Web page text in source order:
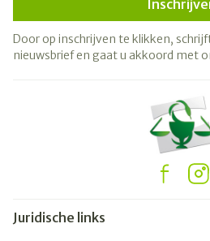
Door op inschrijven te klikken,
nieuwsbrief en gaat u akkoord met
Juridische links